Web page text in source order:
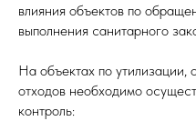
влияния объектов по
выполнения санитарного
На объектах по
отходов необходимо
контроль: